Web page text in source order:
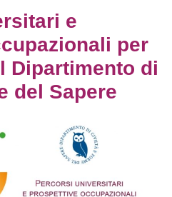
e
per
Dipartimento di
del Sapere